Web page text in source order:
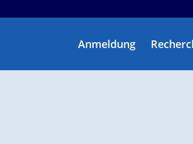
Anmeldung